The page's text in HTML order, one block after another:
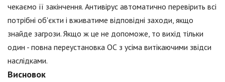
чекаємо її закінчення. Антивірус автоматично перевірить всі
потрібні об'єкти і вживатиме відповідні заходи, якщо
знайде загрози. Якщо ж це не допоможе, то вихід тільки
один - повна переустановка ОС з усіма витікаючими звідси
наслідками.
Висновок